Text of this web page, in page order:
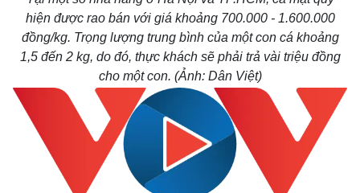
hiện được rao bán với giá khoảng 700.000 - 1.600.000
đồng/kg. Trọng lượng trung bình của một con cá khoảng
1,5 đến 2 kg, do đó, thực khách sẽ phải trả vài triệu đồng
cho một con. (Ảnh: Dân Việt)